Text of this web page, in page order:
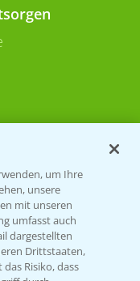
um Ihre
unsere
mit unseren
umfasst auch
dargestellten
Drittstaaten,
Risiko, dass